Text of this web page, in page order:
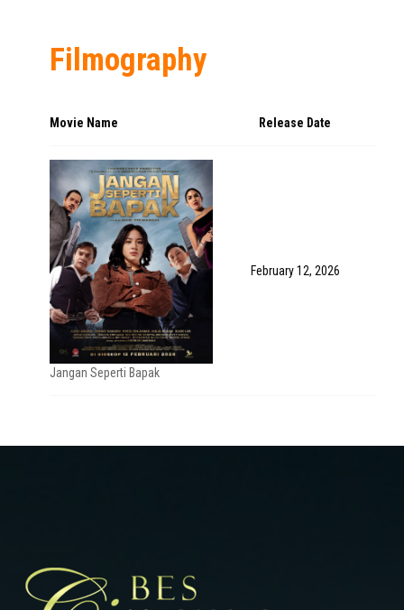
Filmography
Movie Name Release Date
Jangan Seperti Bapak
February 12, 2026